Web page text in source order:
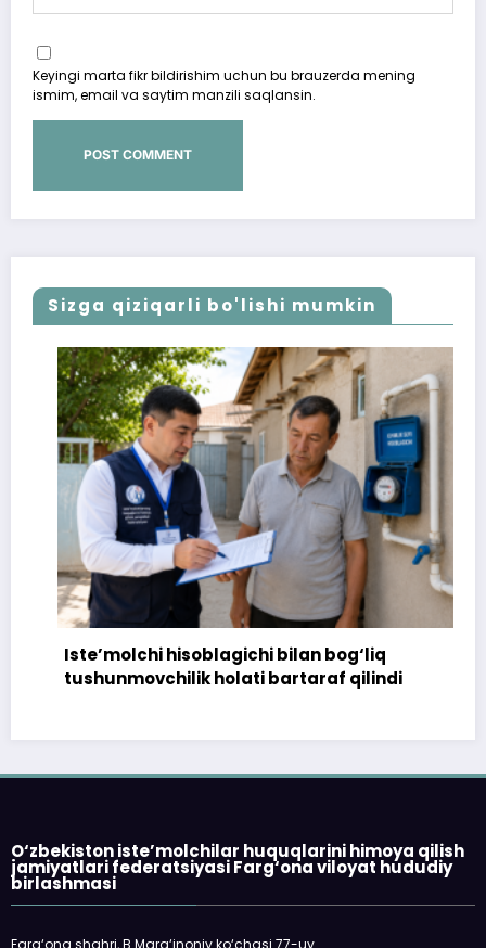
Keyingi marta fikr bildirishim uchun bu brauzerda mening
ismim, email va saytim manzili saqlansin.
Sizga qiziqarli bo'lishi mumkin
Iste’molchi hisoblagichi bilan bog‘liq
tushunmovchilik holati bartaraf qilindi
O‘zbekiston iste’molchilar huquqlarini himoya qilish
jamiyatlari federatsiyasi Farg‘ona viloyat hududiy
birlashmasi
Farg‘ona shahri, B.Marg‘inoniy ko‘chasi 77-uy